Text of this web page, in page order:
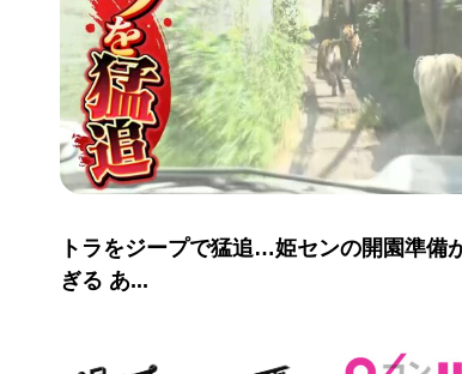
トラをジープで猛追…姫センの開園準備
ぎる あ...